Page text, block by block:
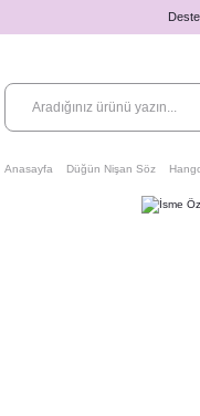
Anasayfa Düğün Nişan Söz